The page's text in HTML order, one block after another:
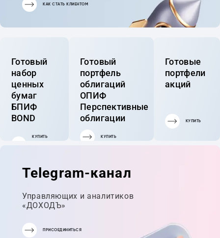
КАК СТАТЬ КЛИЕНТОМ
Готовый
набор
ценных
бумаг
БПИФ
BOND
КУПИТЬ
Готовый
портфель
облигаций
ОПИФ
Перспективные
облигации
КУПИТЬ
Готовые
портфели
акций
КУПИТЬ
Telegram-канал
Управляющих и аналитиков
«ДОХОДЪ»
ПРИСОЕДИНИТЬСЯ